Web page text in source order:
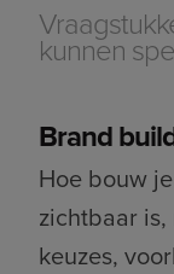
kunnen
Brand
Hoe bouw
zichtbaar
keuzes,